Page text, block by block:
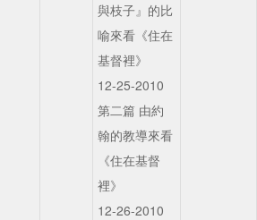
與枝子』的比
喻來看《住在
基督裡》
12-25-2010
第二篇 由約
翰的教導來看
《住在基督
裡》
12-26-2010